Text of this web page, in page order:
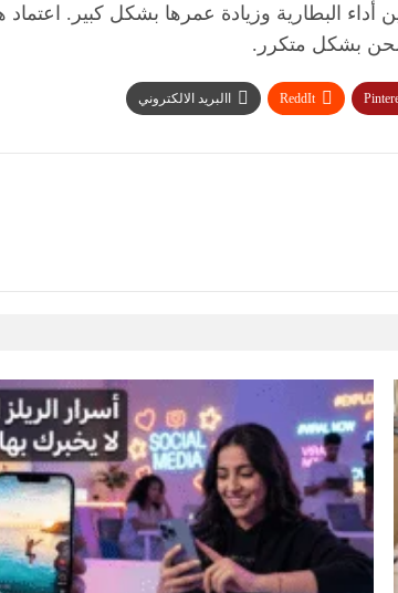
أداء البطارية وزيادة عمرها بشكل كبير.
بشكل متكرر.
ReddIt االبريد الالكتروني